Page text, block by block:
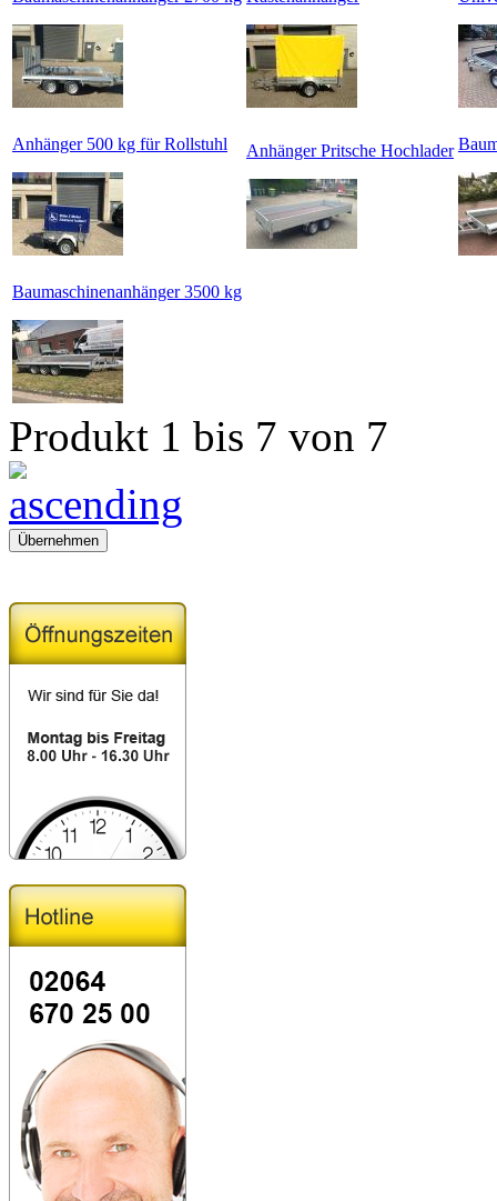
Anhänger 500 kg für Rollstuhl Anhänger Pritsche Hochlader
Baumaschinenanhänger 3500 kg
Produkt 1 bis 7 von 7